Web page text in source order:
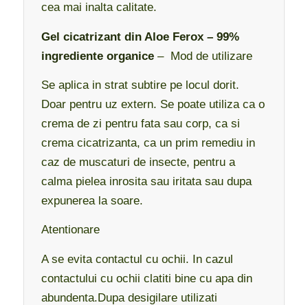
cea mai inalta calitate.
Gel cicatrizant din Aloe Ferox – 99%
ingrediente organice – Mod de utilizare
Se aplica in strat subtire pe locul dorit.
Doar pentru uz extern. Se poate utiliza ca o
crema de zi pentru fata sau corp, ca si
crema cicatrizanta, ca un prim remediu in
caz de muscaturi de insecte, pentru a
calma pielea inrosita sau iritata sau dupa
expunerea la soare.
Atentionare
A se evita contactul cu ochii. In cazul
contactului cu ochii clatiti bine cu apa din
abundenta.Dupa desigilare utilizati